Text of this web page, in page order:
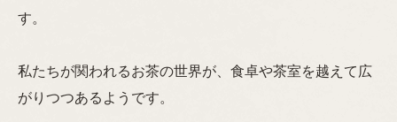
す。
私たちが関われるお茶の世界が、食卓や茶室を越えて広
がりつつあるようです。